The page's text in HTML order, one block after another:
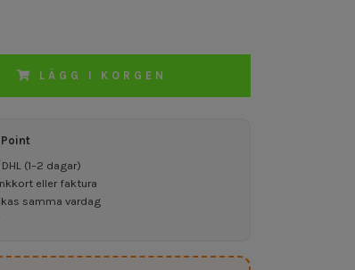
LÄGG I KORGEN
Point
(1–2 dagar)
eller faktura
samma vardag